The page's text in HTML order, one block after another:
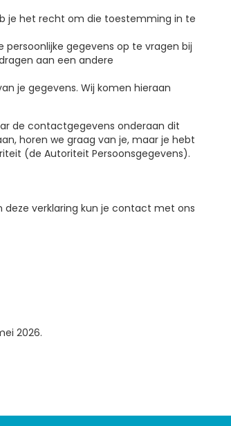
je het recht om die toestemming in te
gegevens op te vragen bij
aan een andere
je gegevens. Wij komen hieraan
de contactgegevens onderaan dit
horen we graag van je, maar je hebt
(de Autoriteit Persoonsgegevens).
verklaring kun je contact met ons
2026.